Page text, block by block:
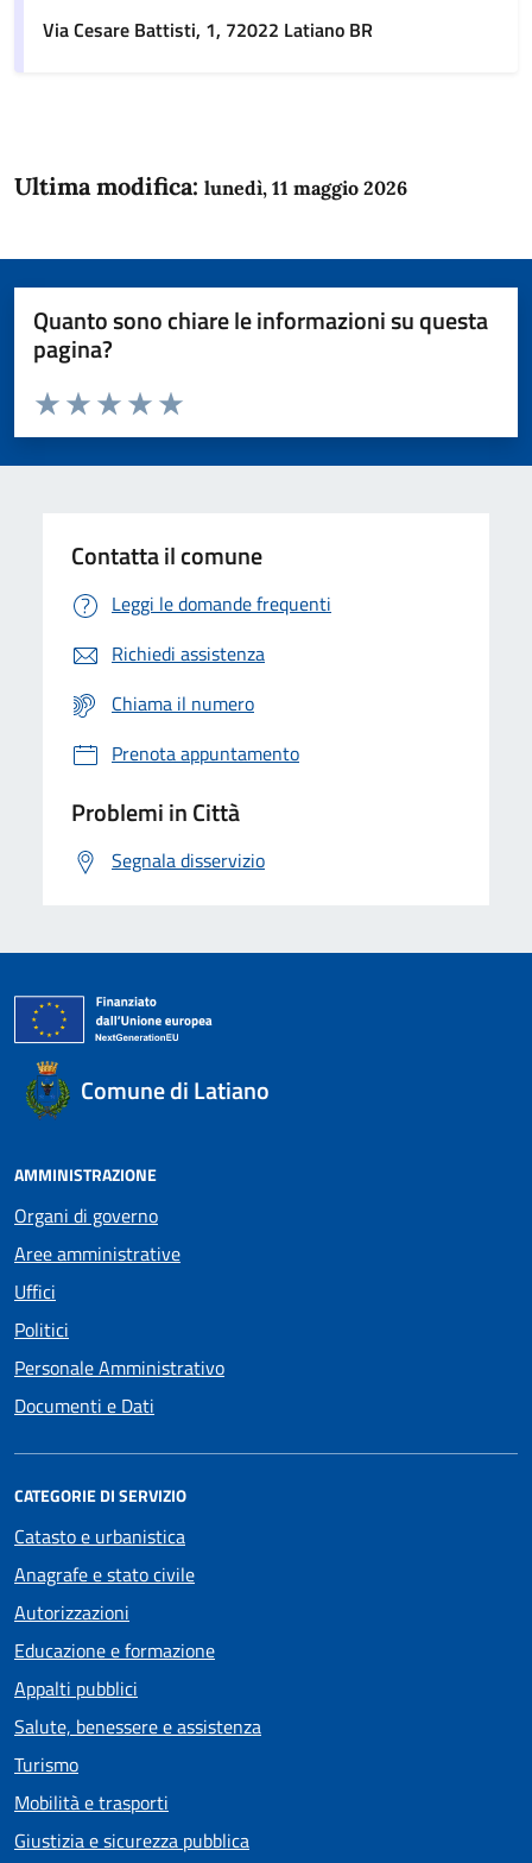
Via Cesare Battisti, 1, 72022 Latiano BR
Ultima modifica: lunedì, 11 maggio 2026
Quanto sono chiare le informazioni su questa
pagina?
Domanda
Valuta da 1 a 5 stelle la pagina
Valuta 5 stelle su 5
Valuta 4 stelle su 5
Valuta 3 stelle su 5
Valuta 2 stelle su 5
Valuta 1 stelle su 5
Contatta il comune
Leggi le domande frequenti
Richiedi assistenza
Chiama il numero
Prenota appuntamento
Problemi in Città
Segnala disservizio
Comune di Latiano
AMMINISTRAZIONE
Organi di governo
Aree amministrative
Uffici
Politici
Personale Amministrativo
Documenti e Dati
CATEGORIE DI SERVIZIO
Catasto e urbanistica
Anagrafe e stato civile
Autorizzazioni
Educazione e formazione
Appalti pubblici
Salute, benessere e assistenza
Turismo
Mobilità e trasporti
Giustizia e sicurezza pubblica